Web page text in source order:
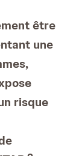
être
une
risque